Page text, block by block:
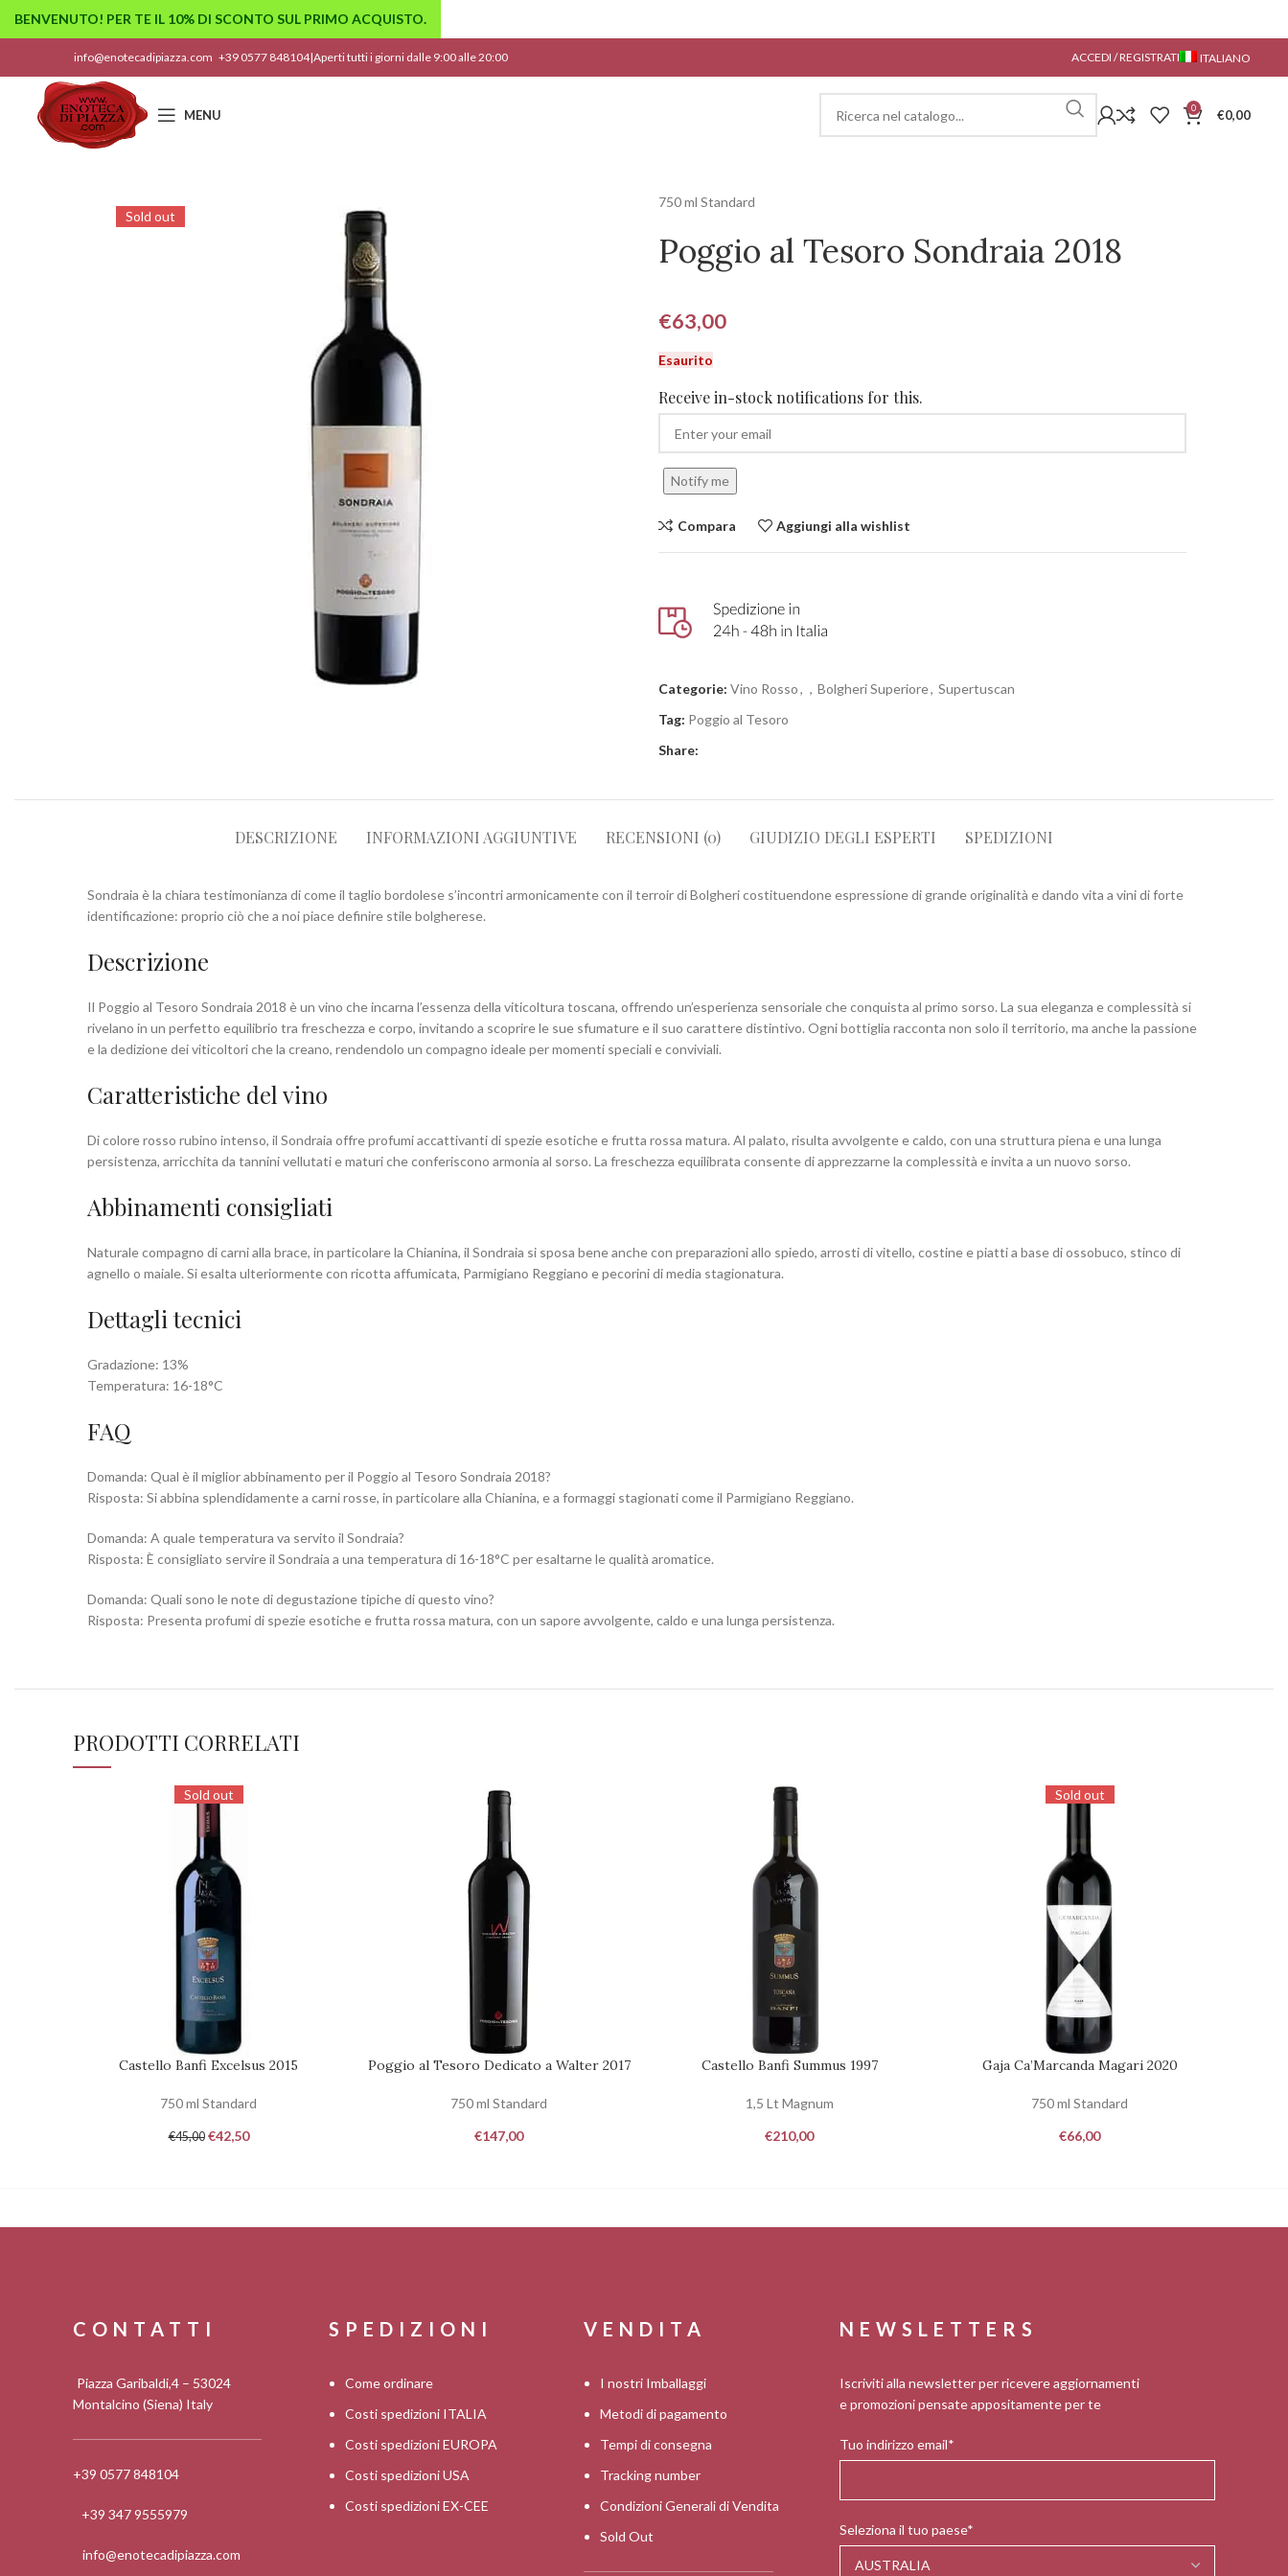
info@enotecadipiazza.com +39 0577 848104|Aperti tutti i giorni dalle 9:00 alle 20:00 ACCEDI / REGISTRATI ITALIANO
MENU 0 €0,00
Sold out
750 ml Standard
Poggio al Tesoro Sondraia 2018
€63,00
Esaurito
Receive in-stock notifications for this.
Notify me
Compara Aggiungi alla wishlist
Categorie: Vino Rosso, , Bolgheri Superiore, Supertuscan
Tag: Poggio al Tesoro
Share:
DESCRIZIONE INFORMAZIONI AGGIUNTIVE RECENSIONI (0) GIUDIZIO DEGLI ESPERTI SPEDIZIONI
Sondraia è la chiara testimonianza di come il taglio bordolese s’incontri armonicamente con il terroir di Bolgheri costituendone espressione di grande originalità e dando vita a vini di forte
identificazione: proprio ciò che a noi piace definire stile bolgherese.
Descrizione
Il Poggio al Tesoro Sondraia 2018 è un vino che incarna l’essenza della viticoltura toscana, offrendo un’esperienza sensoriale che conquista al primo sorso. La sua eleganza e complessità si
rivelano in un perfetto equilibrio tra freschezza e corpo, invitando a scoprire le sue sfumature e il suo carattere distintivo. Ogni bottiglia racconta non solo il territorio, ma anche la passione
e la dedizione dei viticoltori che la creano, rendendolo un compagno ideale per momenti speciali e conviviali.
Caratteristiche del vino
Di colore rosso rubino intenso, il Sondraia offre profumi accattivanti di spezie esotiche e frutta rossa matura. Al palato, risulta avvolgente e caldo, con una struttura piena e una lunga
persistenza, arricchita da tannini vellutati e maturi che conferiscono armonia al sorso. La freschezza equilibrata consente di apprezzarne la complessità e invita a un nuovo sorso.
Abbinamenti consigliati
Naturale compagno di carni alla brace, in particolare la Chianina, il Sondraia si sposa bene anche con preparazioni allo spiedo, arrosti di vitello, costine e piatti a base di ossobuco, stinco di
agnello o maiale. Si esalta ulteriormente con ricotta affumicata, Parmigiano Reggiano e pecorini di media stagionatura.
Dettagli tecnici
Gradazione: 13%
Temperatura: 16-18°C
FAQ
Domanda: Qual è il miglior abbinamento per il Poggio al Tesoro Sondraia 2018?
Risposta: Si abbina splendidamente a carni rosse, in particolare alla Chianina, e a formaggi stagionati come il Parmigiano Reggiano.
Domanda: A quale temperatura va servito il Sondraia?
Risposta: È consigliato servire il Sondraia a una temperatura di 16-18°C per esaltarne le qualità aromatice.
Domanda: Quali sono le note di degustazione tipiche di questo vino?
Risposta: Presenta profumi di spezie esotiche e frutta rossa matura, con un sapore avvolgente, caldo e una lunga persistenza.
PRODOTTI CORRELATI
Sold out
RICHIEDI DISPONIBILITÀ
Castello Banfi Excelsus 2015
750 ml Standard
€45,00 €42,50
AGGIUNGI AL CARRELLO
Poggio al Tesoro Dedicato a Walter 2017
750 ml Standard
€147,00
AGGIUNGI AL CARRELLO
Castello Banfi Summus 1997
1,5 Lt Magnum
€210,00
Sold out
RICHIEDI DISPONIBILITÀ
Gaja Ca’Marcanda Magari 2020
750 ml Standard
€66,00
CONTATTI
Piazza Garibaldi,4 – 53024
Montalcino (Siena) Italy
+39 0577 848104
+39 347 9555979
info@enotecadipiazza.com
SPEDIZIONI
Come ordinare
Costi spedizioni ITALIA
Costi spedizioni EUROPA
Costi spedizioni USA
Costi spedizioni EX-CEE
VENDITA
I nostri Imballaggi
Metodi di pagamento
Tempi di consegna
Tracking number
Condizioni Generali di Vendita
Sold Out
NEWSLETTERS
Iscriviti alla newsletter per ricevere aggiornamenti
e promozioni pensate appositamente per te
Tuo indirizzo email*
Seleziona il tuo paese*
BENVENUTO! PER TE IL 10% DI SCONTO SUL PRIMO ACQUISTO.